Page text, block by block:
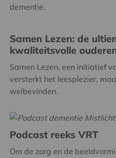
dementie.
Samen Lezen: de
kwaliteitsvolle
Samen Lezen, een initiatief
versterkt het leesplezier,
welbevinden.
Podcast reeks VRT
Om de zorg en de